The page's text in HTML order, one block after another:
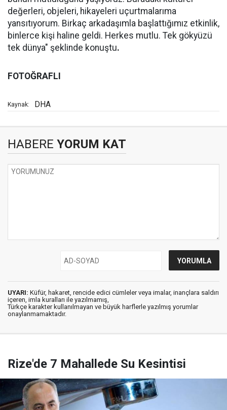
değerleri, objeleri, hikayeleri uçurtmalarıma
yansıtıyorum. Birkaç arkadaşımla başlattığımız etkinlik,
binlerce kişi haline geldi. Herkes mutlu. Tek gökyüzü
tek dünya" şeklinde konuştu.
FOTOĞRAFLI
Kaynak: DHA
HABERE YORUM KAT
UYARI: Küfür, hakaret, rencide edici cümleler veya imalar, inançlara saldırı
içeren, imla kuralları ile yazılmamış,
Türkçe karakter kullanılmayan ve büyük harflerle yazılmış yorumlar
onaylanmamaktadır.
Rize'de 7 Mahallede Su Kesintisi